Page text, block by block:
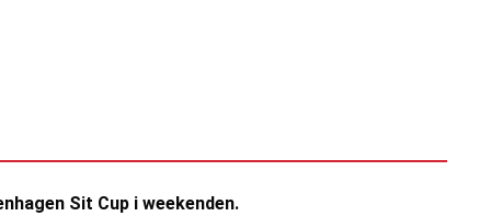
Sit Cup i weekenden.